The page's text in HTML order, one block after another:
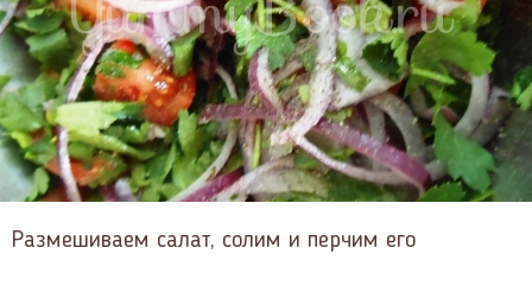
Размешиваем салат, солим и перчим его